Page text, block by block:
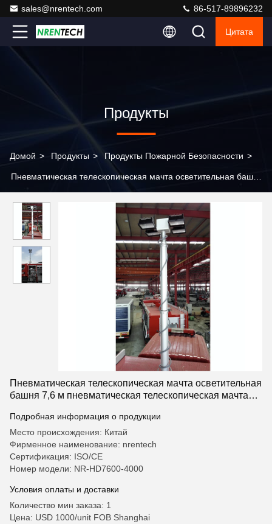
sales@nrentech.com 86-517-89896232
Цитата
Продукты
Домой > Продукты > Продукты Пожарной Безопасности >
Пневматическая телескопическая мачта осветительная башня
галогенные лампы
Пневматическая телескопическая мачта осветительная
башня 7,6 м пневматическая телескопическая мачта
Подробная информация о продукции
Место происхождения: Китай
Фирменное наименование: nrentech
Сертификация: ISO/CE
Номер модели: NR-HD7600-4000
Условия оплаты и доставки
Количество мин заказа: 1
Цена: USD 1000/unit FOB Shanghai